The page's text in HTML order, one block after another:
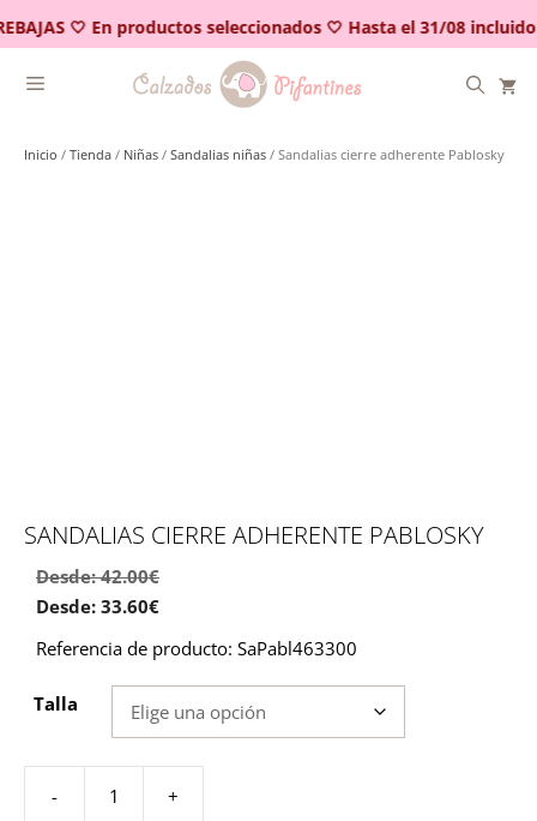
🤍 En productos seleccionados 🤍 Hasta el 31/08 incluido
al
contenido
Inicio / Tienda / Niñas / Sandalias niñas / Sandalias cierre adherente Pablosky
SANDALIAS CIERRE ADHERENTE PABLOSKY
Desde:42.00€
Desde: 33.60€
Referencia de producto: SaPabl463300
Talla
- +